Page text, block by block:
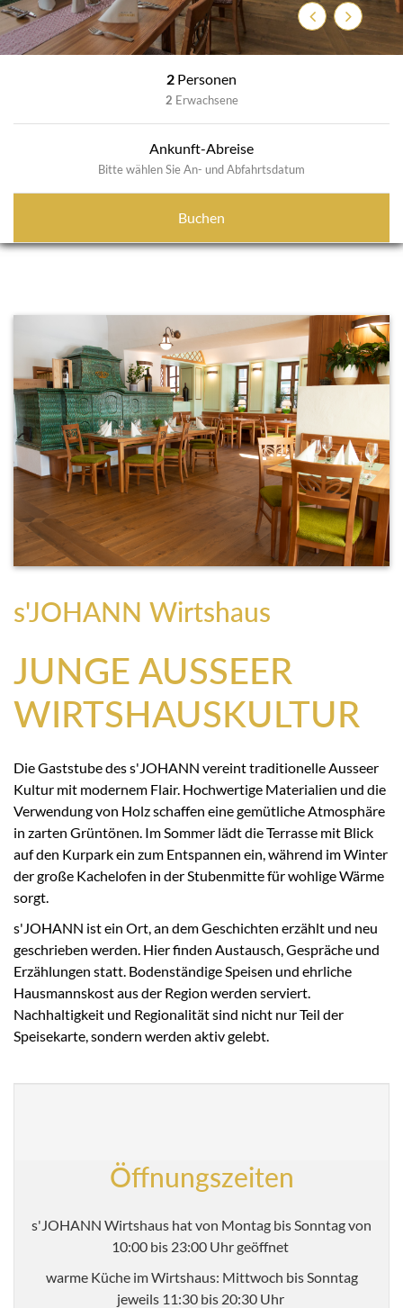
Previous
Next
2 Personen
2 Erwachsene
Ankunft-Abreise
Bitte wählen Sie An- und Abfahrtsdatum
Buchen
s'JOHANN Wirtshaus
JUNGE AUSSEER
WIRTSHAUSKULTUR
Die Gaststube des s'JOHANN vereint traditionelle Ausseer
Kultur mit modernem Flair. Hochwertige Materialien und die
Verwendung von Holz schaffen eine gemütliche Atmosphäre
in zarten Grüntönen. Im Sommer lädt die Terrasse mit Blick
auf den Kurpark ein zum Entspannen ein, während im Winter
der große Kachelofen in der Stubenmitte für wohlige Wärme
sorgt.
s'JOHANN ist ein Ort, an dem Geschichten erzählt und neu
geschrieben werden. Hier finden Austausch, Gespräche und
Erzählungen statt. Bodenständige Speisen und ehrliche
Hausmannskost aus der Region werden serviert.
Nachhaltigkeit und Regionalität sind nicht nur Teil der
Speisekarte, sondern werden aktiv gelebt.
Öffnungszeiten
s'JOHANN Wirtshaus hat von Montag bis Sonntag von
10:00 bis 23:00 Uhr geöffnet
warme Küche im Wirtshaus: Mittwoch bis Sonntag
jeweils 11:30 bis 20:30 Uhr